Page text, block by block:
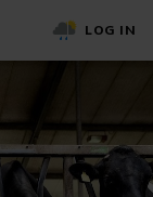
LOG IN